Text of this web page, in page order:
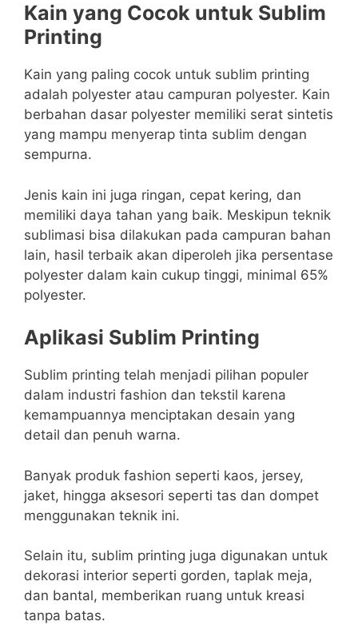
Kain yang Cocok untuk Sublim
Printing
Kain yang paling cocok untuk sublim printing
adalah polyester atau campuran polyester. Kain
berbahan dasar polyester memiliki serat sintetis
yang mampu menyerap tinta sublim dengan
sempurna.
Jenis kain ini juga ringan, cepat kering, dan
memiliki daya tahan yang baik. Meskipun teknik
sublimasi bisa dilakukan pada campuran bahan
lain, hasil terbaik akan diperoleh jika persentase
polyester dalam kain cukup tinggi, minimal 65%
polyester.
Aplikasi Sublim Printing
Sublim printing telah menjadi pilihan populer
dalam industri fashion dan tekstil karena
kemampuannya menciptakan desain yang
detail dan penuh warna.
Banyak produk fashion seperti kaos, jersey,
jaket, hingga aksesori seperti tas dan dompet
menggunakan teknik ini.
Selain itu, sublim printing juga digunakan untuk
dekorasi interior seperti gorden, taplak meja,
dan bantal, memberikan ruang untuk kreasi
tanpa batas.